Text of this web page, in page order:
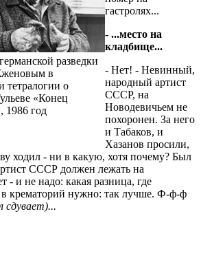
разведки
в
тетралогии о
«Конец
1986 год
гастролях...
- ...место на
кладбище...
- Нет! - Невинный,
народный артист
СССР, на
Новодевичьем не
похоронен. За него
и Табаков, и
Хазанов просили,
ходил - ни в какую, хотя почему? Был
СССР должен лежать на
- и не надо: какая разница, где
крематорий нужно: так лучше. Ф-ф-ф
сдувает)...